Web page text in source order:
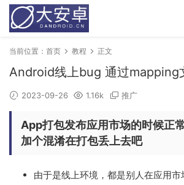
当前位置： 首页 教程 正文
Android线上bug 通过mapping
2023-09-26 1.16k 推广
App打包发布应用市场的时候正
加个混淆在打包丢上去吧
由于是线上环境，都是别人在应用